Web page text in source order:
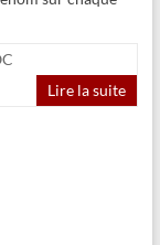
Lire la suite